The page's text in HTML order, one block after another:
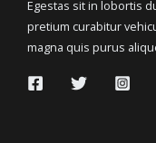
Egestas sit in lobortis
pretium curabitur
magna quis purus